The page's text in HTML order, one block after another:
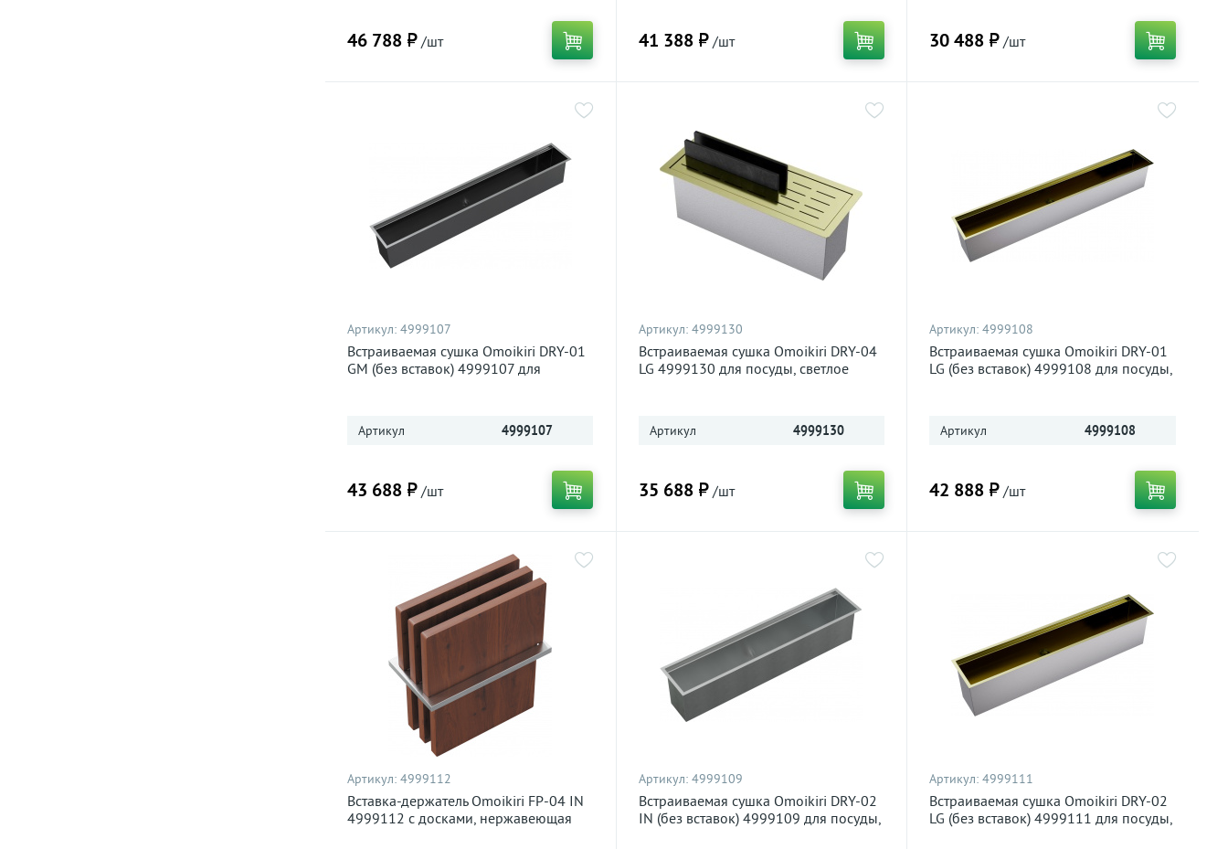
46 788 ₽ /шт 41 388 ₽ /шт 30 488 ₽ /шт
Артикул: 4999107
Встраиваемая сушка Omoikiri DRY-01
GM (без вставок) 4999107 для
Артикул 4999107
43 688 ₽ /шт
Артикул: 4999130
Встраиваемая сушка Omoikiri DRY-04
LG 4999130 для посуды, светлое
Артикул 4999130
35 688 ₽ /шт
Артикул: 4999108
Встраиваемая сушка Omoikiri DRY-01
LG (без вставок) 4999108 для посуды,
Артикул 4999108
42 888 ₽ /шт
Артикул: 4999112
Вставка-держатель Omoikiri FP-04 IN
4999112 с досками, нержавеющая
Артикул: 4999109
Встраиваемая сушка Omoikiri DRY-02
IN (без вставок) 4999109 для посуды,
Артикул: 4999111
Встраиваемая сушка Omoikiri DRY-02
LG (без вставок) 4999111 для посуды,